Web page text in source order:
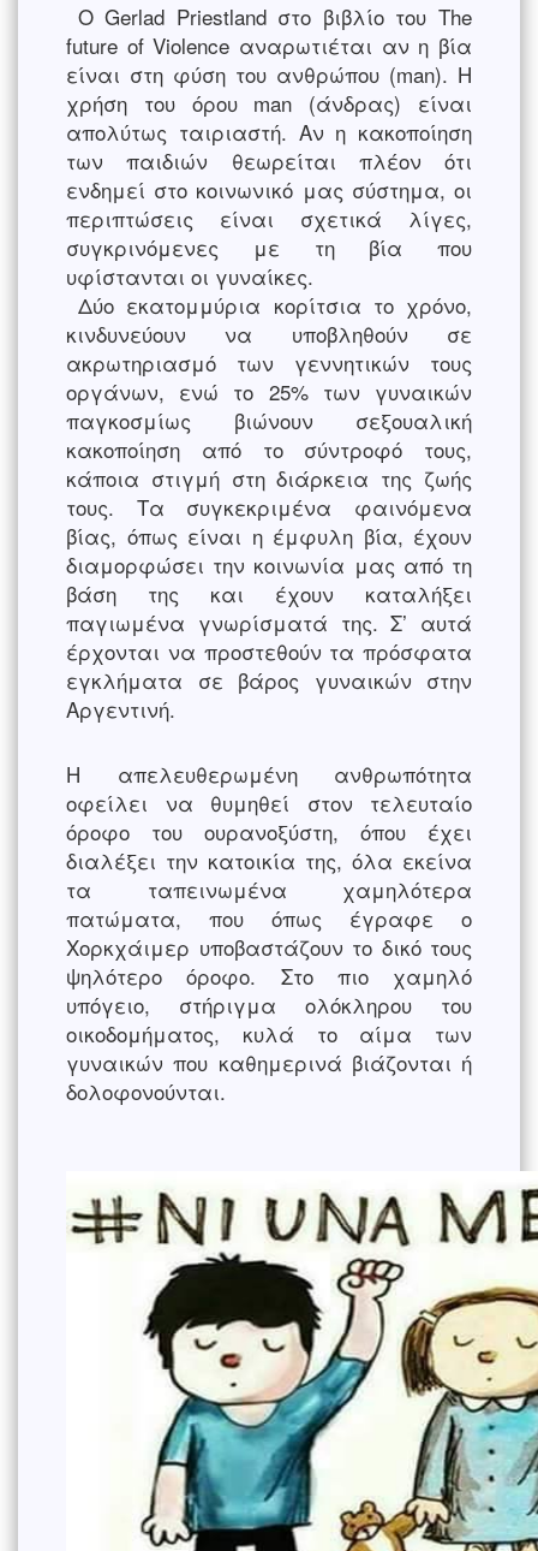
O Gerlad Priestland στο βιβλίο του The
future of Violence αναρωτιέται αν η βία
είναι στη φύση του ανθρώπου (man). Η
χρήση του όρου man (άνδρας) είναι
απολύτως ταιριαστή. Αν η κακοποίηση
των παιδιών θεωρείται πλέον ότι
ενδημεί στο κοινωνικό μας σύστημα, οι
περιπτώσεις είναι σχετικά λίγες,
συγκρινόμενες με τη βία που
υφίστανται οι γυναίκες.
Δύο εκατομμύρια κορίτσια το χρόνο,
κινδυνεύουν να υποβληθούν σε
ακρωτηριασμό των γεννητικών τους
οργάνων, ενώ το 25% των γυναικών
παγκοσμίως βιώνουν σεξουαλική
κακοποίηση από το σύντροφό τους,
κάποια στιγμή στη διάρκεια της ζωής
τους. Τα συγκεκριμένα φαινόμενα
βίας, όπως είναι η έμφυλη βία, έχουν
διαμορφώσει την κοινωνία μας από τη
βάση της και έχουν καταλήξει
παγιωμένα γνωρίσματά της. Σ’ αυτά
έρχονται να προστεθούν τα πρόσφατα
εγκλήματα σε βάρος γυναικών στην
Αργεντινή.
Η απελευθερωμένη ανθρωπότητα
οφείλει να θυμηθεί στον τελευταίο
όροφο του ουρανοξύστη, όπου έχει
διαλέξει την κατοικία της, όλα εκείνα
τα ταπεινωμένα χαμηλότερα
πατώματα, που όπως έγραφε ο
Χορκχάιμερ υποβαστάζουν το δικό τους
ψηλότερο όροφο. Στο πιο χαμηλό
υπόγειο, στήριγμα ολόκληρου του
οικοδομήματος, κυλά το αίμα των
γυναικών που καθημερινά βιάζονται ή
δολοφονούνται.